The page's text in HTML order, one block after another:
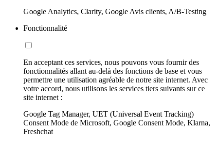
Google Analytics, Clarity, Google Avis clients, A/B-Testing
Fonctionnalité
En acceptant ces services, nous pouvons vous fournir des
fonctionnalités allant au-delà des fonctions de base et vous
permettre une utilisation agréable de notre site internet. Avec
votre accord, nous utilisons les services tiers suivants sur ce
site internet :
Google Tag Manager, UET (Universal Event Tracking)
Consent Mode de Microsoft, Google Consent Mode, Klarna,
Freshchat